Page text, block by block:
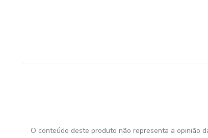
O conteúdo deste produto não representa a opinião